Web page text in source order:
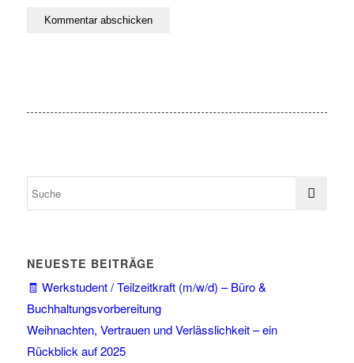
NEUESTE BEITRÄGE
🧾 Werkstudent / Teilzeitkraft (m/w/d) – Büro &
Buchhaltungsvorbereitung
Weihnachten, Vertrauen und Verlässlichkeit – ein
Rückblick auf 2025